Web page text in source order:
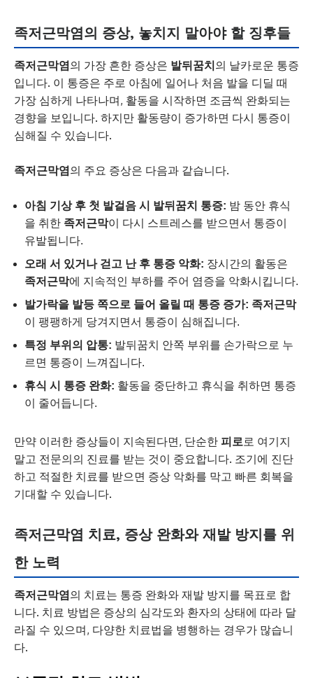
족저근막염의 증상, 놓치지 말아야 할 징후들
족저근막염의 가장 흔한 증상은 발뒤꿈치의 날카로운 통증
입니다. 이 통증은 주로 아침에 일어나 처음 발을 디딜 때
가장 심하게 나타나며, 활동을 시작하면 조금씩 완화되는
경향을 보입니다. 하지만 활동량이 증가하면 다시 통증이
심해질 수 있습니다.
족저근막염의 주요 증상은 다음과 같습니다.
아침 기상 후 첫 발걸음 시 발뒤꿈치 통증: 밤 동안 휴식
을 취한 족저근막이 다시 스트레스를 받으면서 통증이
유발됩니다.
오래 서 있거나 걷고 난 후 통증 악화: 장시간의 활동은
족저근막에 지속적인 부하를 주어 염증을 악화시킵니다.
발가락을 발등 쪽으로 들어 올릴 때 통증 증가: 족저근막
이 팽팽하게 당겨지면서 통증이 심해집니다.
특정 부위의 압통: 발뒤꿈치 안쪽 부위를 손가락으로 누
르면 통증이 느껴집니다.
휴식 시 통증 완화: 활동을 중단하고 휴식을 취하면 통증
이 줄어듭니다.
만약 이러한 증상들이 지속된다면, 단순한 피로 로 여기지
말고 전문의의 진료를 받는 것이 중요합니다. 조기에 진단
하고 적절한 치료를 받으면 증상 악화를 막고 빠른 회복을
기대할 수 있습니다.
족저근막염 치료, 증상 완화와 재발 방지를 위
한 노력
족저근막염의 치료는 통증 완화와 재발 방지를 목표로 합
니다. 치료 방법은 증상의 심각도와 환자의 상태에 따라 달
라질 수 있으며, 다양한 치료법을 병행하는 경우가 많습니
다.